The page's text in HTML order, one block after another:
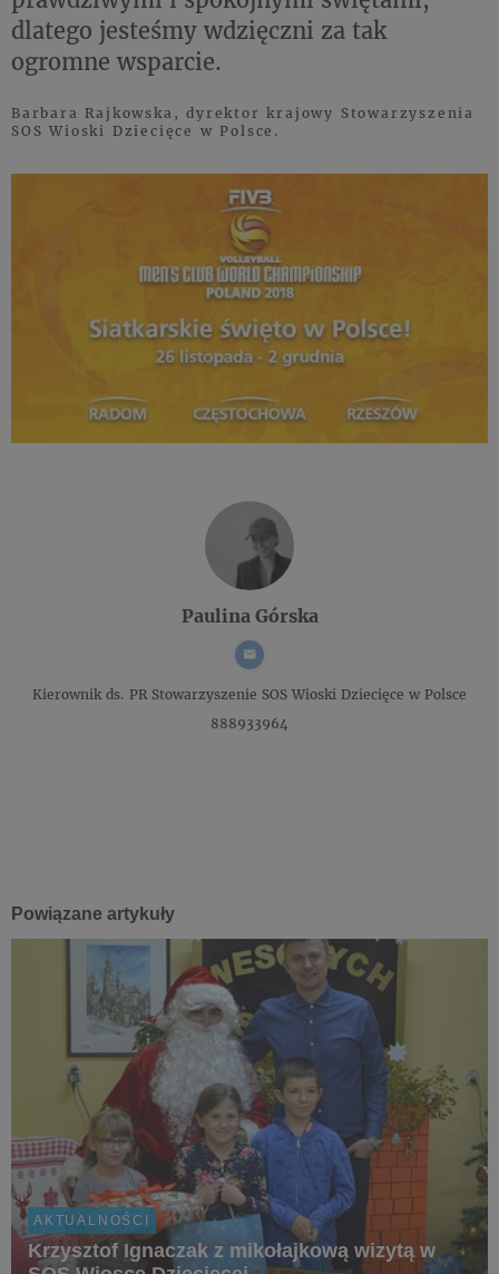
dlatego jesteśmy wdzięczni za tak
ogromne wsparcie.
Barbara Rajkowska, dyrektor krajowy Stowarzyszenia
SOS Wioski Dziecięce w Polsce.
Paulina Górska
Kierownik ds. PR Stowarzyszenie SOS Wioski Dziecięce w Polsce
888933964
Powiązane artykuły
AKTUALNOŚCI
Krzysztof Ignaczak z mikołajkową wizytą w